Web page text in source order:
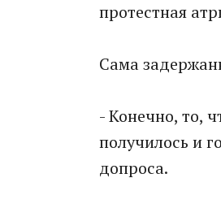
протестная
Сама
- Конечно, то,
получилось и
допроса.